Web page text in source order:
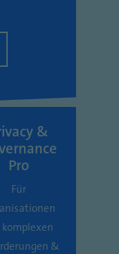
&
Pro
Für
&